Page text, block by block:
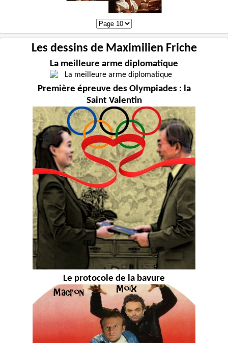
Les dessins de Maximilien Friche
La meilleure arme diplomatique
Première épreuve des Olympiades : la
Saint Valentin
Le protocole de la bavure